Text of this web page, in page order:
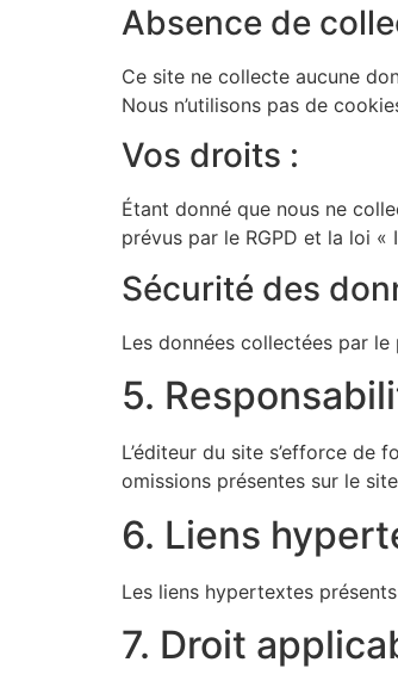
Absence de
Ce site ne collecte aucune
Nous n’utilisons pas de
Vos droits :
Étant donné que nous ne
prévus par le RGPD et la loi
Sécurité des
Les données collectées par
5.
L’éditeur du site s’efforce
omissions présentes sur le
6. Liens
Les liens hypertextes
7. Droit